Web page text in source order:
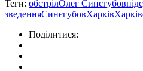
Теги: обстрілОлег Синєгубов
зведенняСинєгубовХарків
Поділитися: